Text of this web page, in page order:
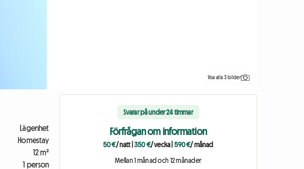
Visa alla 3 bilder
Lägenhet
Homestay
12 m²
1 person
Svarar på under 24 timmar
Förfrågan om information
50 €/ natt|350 €/ vecka 590 €/ månad
Mellan 1 månad och 12 månader